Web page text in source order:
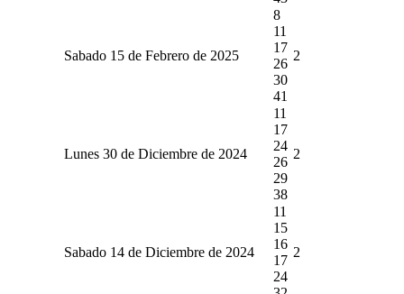
Sabado 15 de Febrero de 2025
8
11
17
26
30
41
2
Lunes 30 de Diciembre de 2024
11
17
24
26
29
38
2
Sabado 14 de Diciembre de 2024
11
15
16
17
24
2